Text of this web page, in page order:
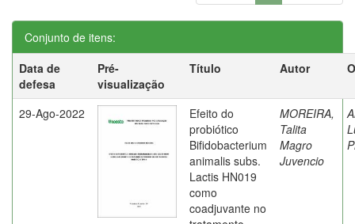
Conjunto de itens:
Data de
defesa
Pré-
visualização
Título Autor
29-Ago-2022
Efeito do
probiótico
Bifidobacterium
animalis subs.
Lactis HN019
como
coadjuvante no
MOREIRA,
Talita
Magro
Juvencio